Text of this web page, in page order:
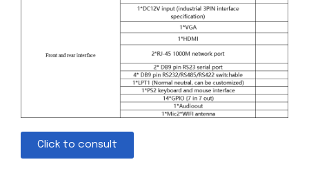
Click to consult